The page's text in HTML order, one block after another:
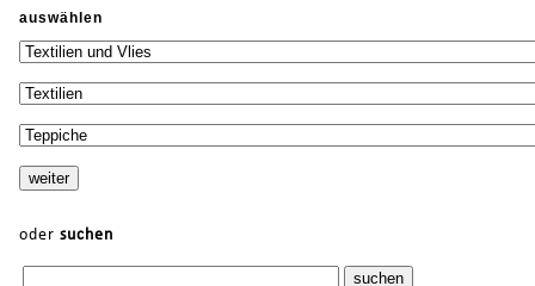
auswählen
oder suchen